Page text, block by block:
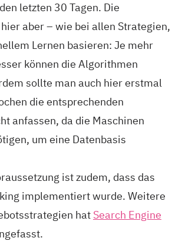
letzten 30 Tagen. Die
aber – wie bei allen Strategien,
Lernen basieren: Je mehr
können die Algorithmen
sollte man auch hier erstmal
die entsprechenden
anfassen, da die Maschinen
um eine Datenbasis
ist zudem, dass das
implementiert wurde. Weitere
hat Search Engine